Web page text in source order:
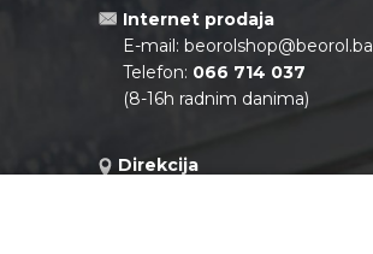
Internet prodaja
E-mail: beorolshop@beorol.ba
Telefon: 066 714 037
(8-16h radnim danima)
Direkcija